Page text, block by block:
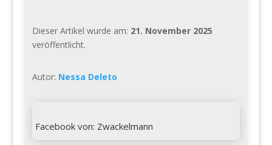
Dieser Artikel wurde am: 21. November 2025
veröffentlicht.
Autor: Nessa Deleto
Facebook von: Zwackelmann